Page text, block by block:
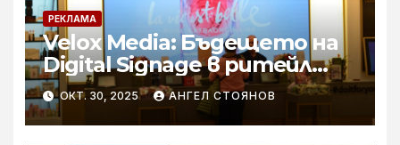
РЕКЛАМА
Velox Media: Бъдещето на
Digital Signage в ритейл
индустрията
ОКТ. 30, 2025 АНГЕЛ СТОЯНОВ